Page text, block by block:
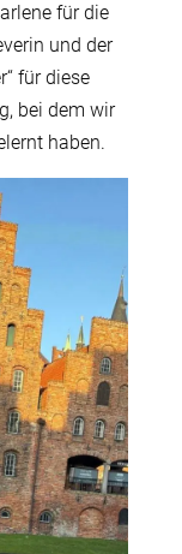
für die
und der
für diese
bei dem wir
haben.